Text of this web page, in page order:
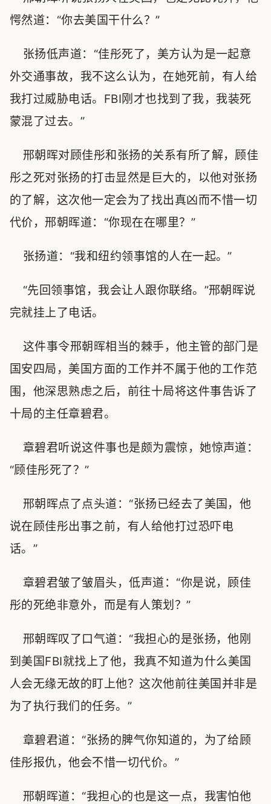
愕然道：“你去美国干什么？”
张扬低声道：“佳彤死了，美方认为是一起意
外交通事故，我不这么认为，在她死前，有人给
我打过威胁电话。FBI刚才也找到了我，我装死
蒙混了过去。”
邢朝晖对顾佳彤和张扬的关系有所了解，顾佳
彤之死对张扬的打击显然是巨大的，以他对张扬
的了解，这次他一定会为了找出真凶而不惜一切
代价，邢朝晖道：“你现在在哪里？”
张扬道：“我和纽约领事馆的人在一起。”
“先回领事馆，我会让人跟你联络。”邢朝晖说
完就挂上了电话。
这件事令邢朝晖相当的棘手，他主管的部门是
国安四局，美国方面的工作并不属于他的工作范
围，他深思熟虑之后，前往十局将这件事告诉了
十局的主任章碧君。
章碧君听说这件事也是颇为震惊，她惊声道：
“顾佳彤死了？”
邢朝晖点了点头道：“张扬已经去了美国，他
说在顾佳彤出事之前，有人给他打过恐吓电
话。”
章碧君皱了皱眉头，低声道：“你是说，顾佳
彤的死绝非意外，而是有人策划？”
邢朝晖叹了口气道：“我担心的是张扬，他刚
到美国FBI就找上了他，我真不知道为什么美国
人会无缘无故的盯上他？这次他前往美国并非是
为了执行我们的任务。”
章碧君道：“张扬的脾气你知道的，为了给顾
佳彤报仇，他会不惜一切代价。”
邢朝晖道：“我担心的也是这一点，我害怕他